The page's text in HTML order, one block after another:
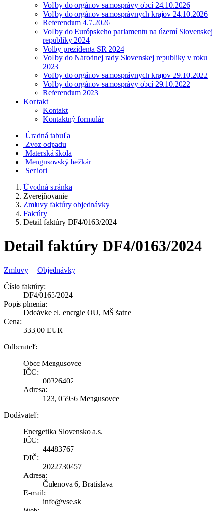
Voľby do orgánov samosprávy obcí 24.10.2026
Voľby do orgánov samosprávnych krajov 24.10.2026
Referendum 4.7.2026
Voľby do Európskeho parlamentu na území Slovenskej
republiky 2024
Volby prezidenta SR 2024
Voľby do Národnej rady Slovenskej republiky v roku
2023
Voľby do orgánov samosprávnych krajov 29.10.2022
Voľby do orgánov samosprávy obcí 29.10.2022
Referendum 2023
Kontakt
Kontakt
Kontaktný formulár
Úradná tabuľa
Zvoz odpadu
Materská škola
Mengusovský bežkár
Seniori
Úvodná stránka
Zverejňovanie
Zmluvy faktúry objednávky
Faktúry
Detail faktúry DF4/0163/2024
Detail faktúry DF4/0163/2024
Zmluvy | Objednávky
Číslo faktúry:
DF4/0163/2024
Popis plnenia:
Ddoávke el. energie OU, MŠ šatne
Cena:
333,00 EUR
Odberateľ:
Obec Mengusovce
IČO:
00326402
Adresa:
123, 05936 Mengusovce
Dodávateľ:
Energetika Slovensko a.s.
IČO:
44483767
DIČ:
2022730457
Adresa:
Čulenova 6, Bratislava
E-mail:
info@vse.sk